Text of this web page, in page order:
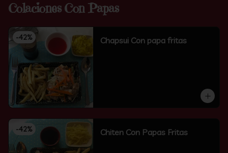
Colaciones Con Papas
-42% Chapsui Con papa fritas
-42% Chiten Con Papas Fritas